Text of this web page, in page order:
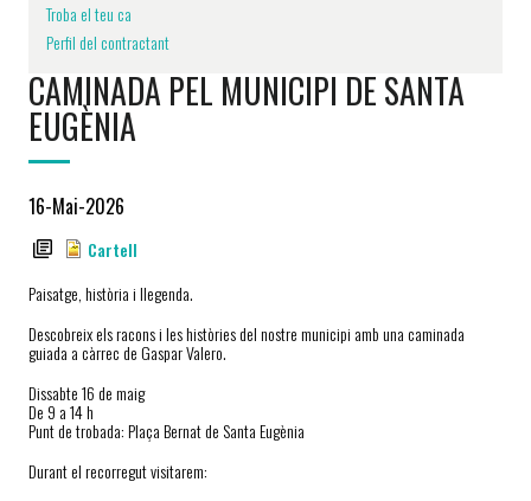
Troba el teu ca
Perfil del contractant
CAMINADA PEL MUNICIPI DE SANTA
EUGÈNIA
16-Mai-2026
Cartell
Paisatge, història i llegenda.
Descobreix els racons i les històries del nostre municipi amb una caminada
guiada a càrrec de Gaspar Valero.
Dissabte 16 de maig
De 9 a 14 h
Punt de trobada: Plaça Bernat de Santa Eugènia
Durant el recorregut visitarem: